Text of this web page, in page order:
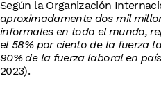
Según la Organización
aproximadamente dos mil
informales en todo el mundo,
el 58% por ciento de la fuerza
90% de la fuerza laboral en
2023).